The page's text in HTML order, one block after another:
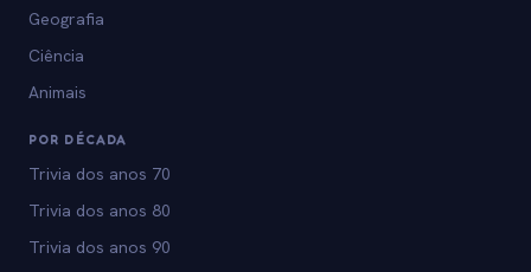
Geografia
Ciência
Animais
POR DÉCADA
Trivia dos anos 70
Trivia dos anos 80
Trivia dos anos 90